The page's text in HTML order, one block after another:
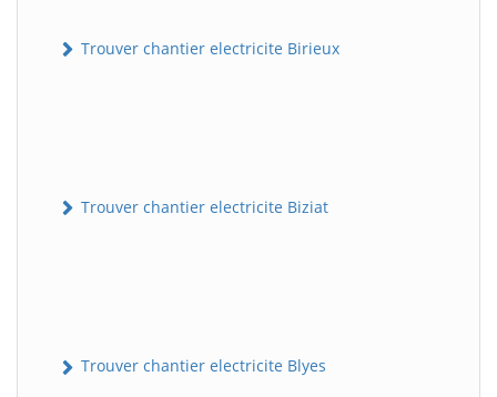
Trouver chantier electricite Birieux
Trouver chantier electricite Biziat
Trouver chantier electricite Blyes